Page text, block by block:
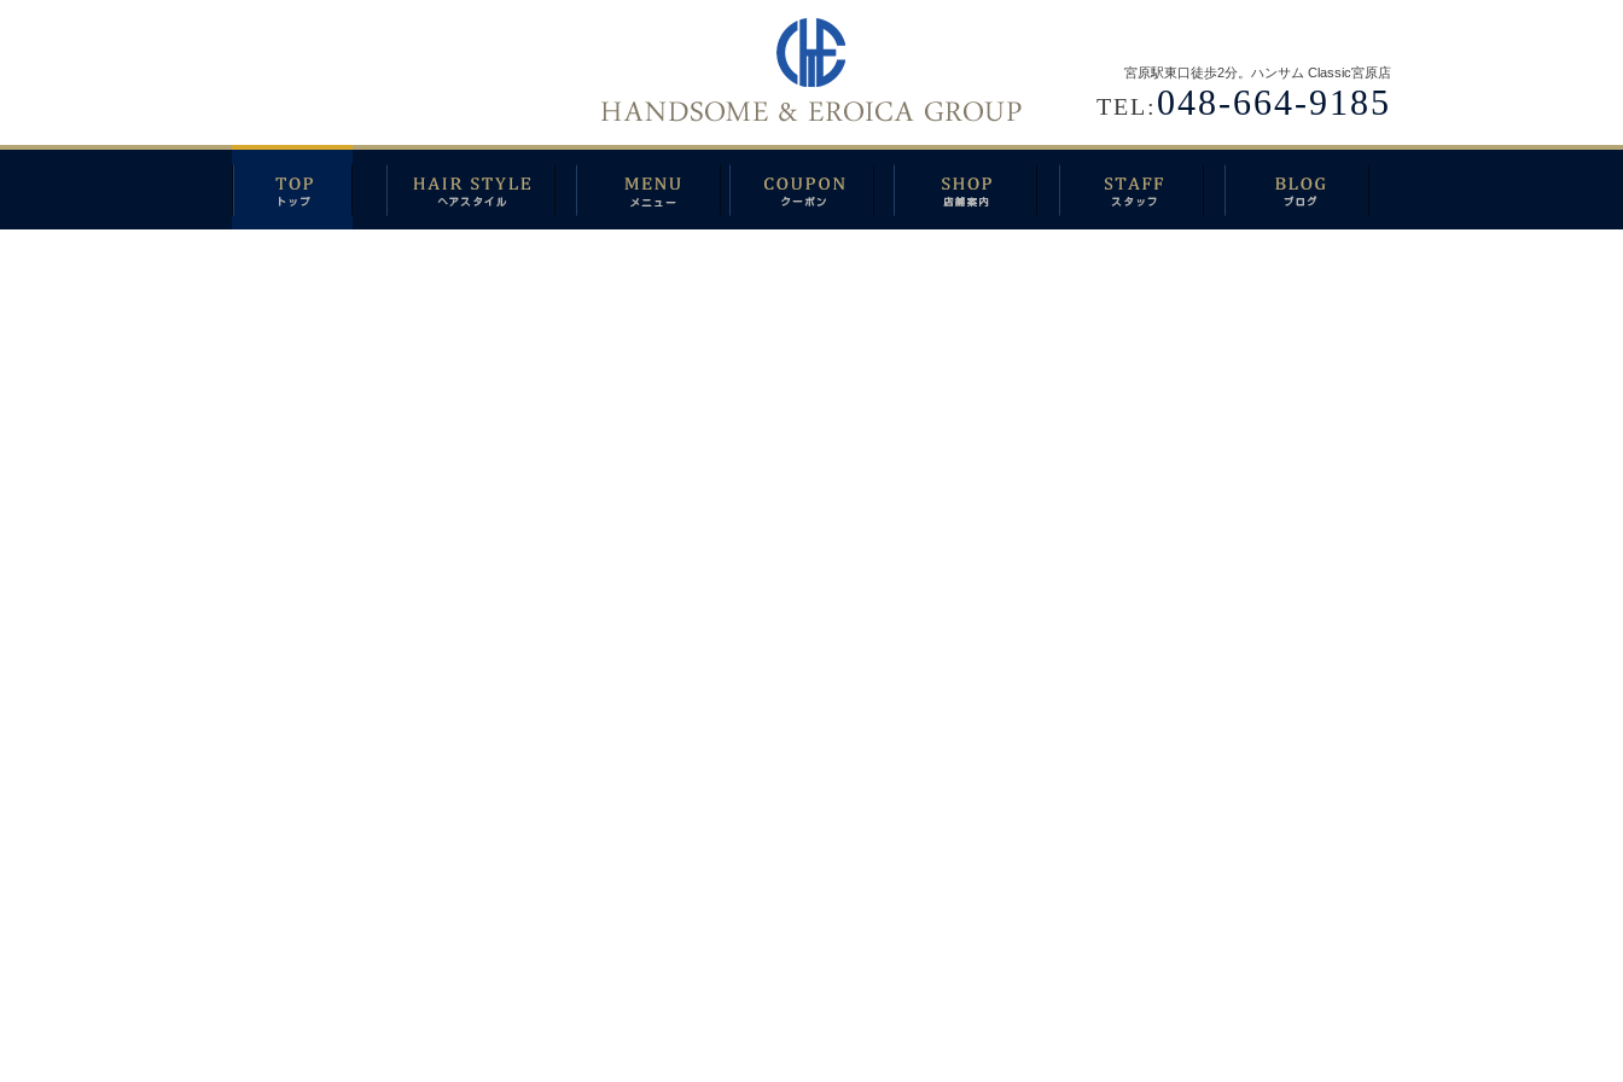
宮原駅東口徒歩2分。ハンサム Classic宮原店
TEL: 048-664-9185